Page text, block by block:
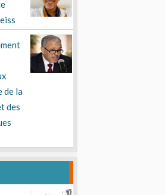
de la
des